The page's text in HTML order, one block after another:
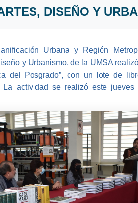
DISEÑO Y
Urbana y Región
y Urbanismo, de la UMSA
del Posgrado”, con un lote de
La actividad se realizó este